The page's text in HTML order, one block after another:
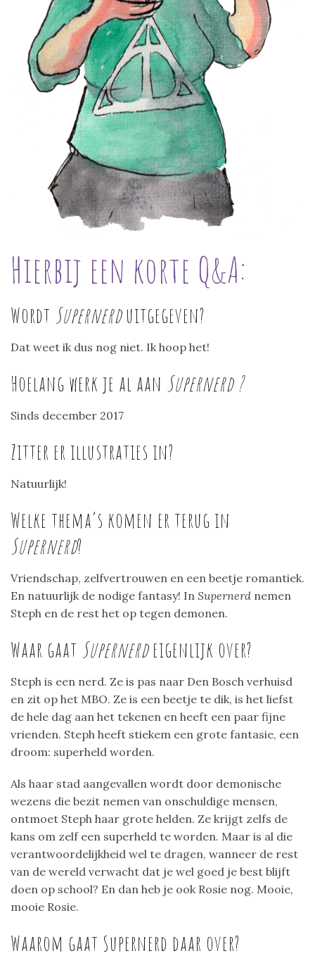
Hierbij een korte Q&A:
Wordt Supernerduitgegeven?
Dat weet ik dus nog niet. Ik hoop het!
Hoelang werk je al aan Supernerd ?
Sinds december 2017
Zitter er illustraties in?
Natuurlijk!
Welke thema’s komen er terug in
Supernerd?
Vriendschap, zelfvertrouwen en een beetje romantiek.
En natuurlijk de nodige fantasy! In Supernerd nemen
Steph en de rest het op tegen demonen.
Waar gaat Supernerdeigenlijk over?
Steph is een nerd. Ze is pas naar Den Bosch verhuisd
en zit op het MBO. Ze is een beetje te dik, is het liefst
de hele dag aan het tekenen en heeft een paar fijne
vrienden. Steph heeft stiekem een grote fantasie, een
droom: superheld worden.
Als haar stad aangevallen wordt door demonische
wezens die bezit nemen van onschuldige mensen,
ontmoet Steph haar grote helden. Ze krijgt zelfs de
kans om zelf een superheld te worden. Maar is al die
verantwoordelijkheid wel te dragen, wanneer de rest
van de wereld verwacht dat je wel goed je best blijft
doen op school? En dan heb je ook Rosie nog. Mooie,
mooie Rosie.
Waarom gaat Supernerd daar over?